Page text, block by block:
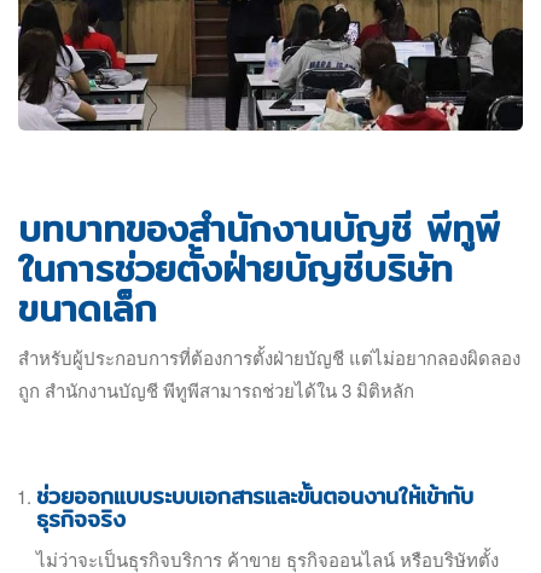
บทบาทของสำนักงานบัญชี พีทูพี
ในการช่วยตั้งฝ่ายบัญชีบริษัท
ขนาดเล็ก
สำหรับผู้ประกอบการที่ต้องการตั้งฝ่ายบัญชี แต่ไม่อยากลองผิดลอง
ถูก สำนักงานบัญชี พีทูพีสามารถช่วยได้ใน 3 มิติหลัก
ช่วยออกแบบระบบเอกสารและขั้นตอนงานให้เข้ากับ
ธุรกิจจริง
ไม่ว่าจะเป็นธุรกิจบริการ ค้าขาย ธุรกิจออนไลน์ หรือบริษัทตั้ง